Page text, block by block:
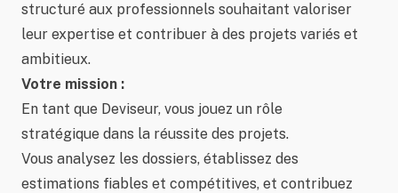
structuré aux professionnels souhaitant valoriser
leur expertise et contribuer à des projets variés et
ambitieux.
Votre mission :
En tant que Deviseur, vous jouez un rôle
stratégique dans la réussite des projets.
Vous analysez les dossiers, établissez des
estimations fiables et compétitives, et contribuez